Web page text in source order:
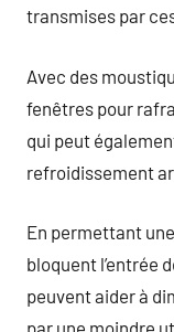
transmises par
Avec des
fenêtres pour
qui peut
refroidissement
En permettant
bloquent l’entrée
peuvent aider à
par une moindre